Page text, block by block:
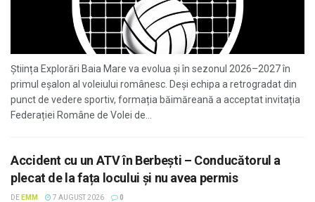
Știința Explorări Baia Mare va evolua și în sezonul 2026–2027 în
primul eșalon al voleiului românesc. Deși echipa a retrogradat din
punct de vedere sportiv, formația băimăreană a acceptat invitația
Federației Române de Volei de...
Accident cu un ATV în Berbești – Conducătorul a
plecat de la fața locului și nu avea permis
DE EMM 7 AUGUST 2026 0